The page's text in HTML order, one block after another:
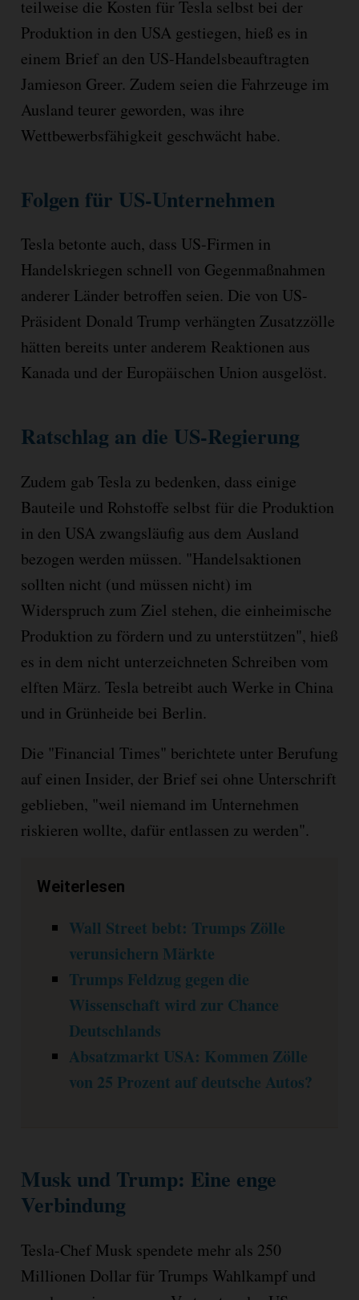
teilweise die Kosten für Tesla selbst bei der
Produktion in den USA gestiegen, hieß es in
einem Brief an den US-Handelsbeauftragten
Jamieson Greer. Zudem seien die Fahrzeuge im
Ausland teurer geworden, was ihre
Wettbewerbsfähigkeit geschwächt habe.
Folgen für US-Unternehmen
Tesla betonte auch, dass US-Firmen in
Handelskriegen schnell von Gegenmaßnahmen
anderer Länder betroffen seien. Die von US-
Präsident Donald Trump verhängten Zusatzzölle
hätten bereits unter anderem Reaktionen aus
Kanada und der Europäischen Union ausgelöst.
Ratschlag an die US-Regierung
Zudem gab Tesla zu bedenken, dass einige
Bauteile und Rohstoffe selbst für die Produktion
in den USA zwangsläufig aus dem Ausland
bezogen werden müssen. "Handelsaktionen
sollten nicht (und müssen nicht) im
Widerspruch zum Ziel stehen, die einheimische
Produktion zu fördern und zu unterstützen", hieß
es in dem nicht unterzeichneten Schreiben vom
elften März. Tesla betreibt auch Werke in China
und in Grünheide bei Berlin.
Die "Financial Times" berichtete unter Berufung
auf einen Insider, der Brief sei ohne Unterschrift
geblieben, "weil niemand im Unternehmen
riskieren wollte, dafür entlassen zu werden".
Weiterlesen
Wall Street bebt: Trumps Zölle
verunsichern Märkte
Trumps Feldzug gegen die
Wissenschaft wird zur Chance
Deutschlands
Absatzmarkt USA: Kommen Zölle
von 25 Prozent auf deutsche Autos?
Musk und Trump: Eine enge
Verbindung
Tesla-Chef Musk spendete mehr als 250
Millionen Dollar für Trumps Wahlkampf und